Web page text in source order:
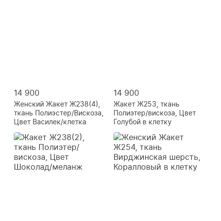
14 900
Женский Жакет Ж238(4),
ткань Полиэстер/Вискоза,
Цвет Василек/клетка
14 900
Жакет Ж253, ткань
Полиэтер/вискоза, Цвет
Голубой в клетку